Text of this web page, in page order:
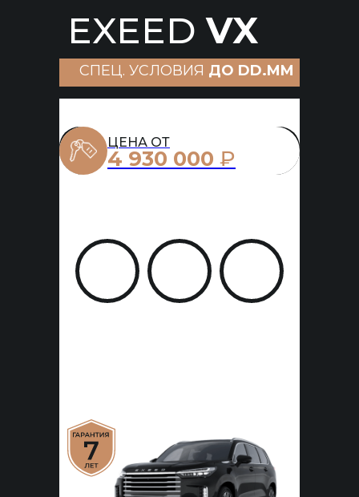
EXEEDVX
ЦЕНА ОТ
4 930 000 ₽
СПЕЦ. УСЛОВИЯ ДО DD.MM